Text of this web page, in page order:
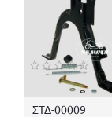
ΣΤΔ-00009